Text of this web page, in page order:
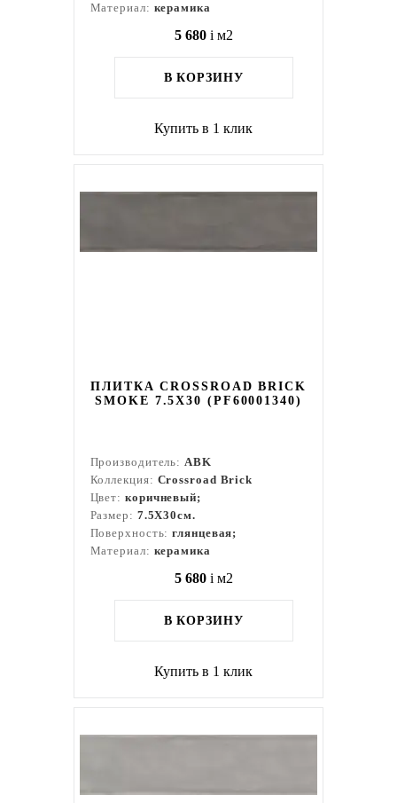
Материал: керамика
5 680 i м2
В КОРЗИНУ
Купить в 1 клик
ПЛИТКА CROSSROAD BRICK
SMOKE 7.5X30 (PF60001340)
Производитель:ABK
Коллекция: Crossroad Brick
Цвет: коричневый;
Размер: 7.5X30см.
Поверхность:глянцевая;
Материал: керамика
5 680 i м2
В КОРЗИНУ
Купить в 1 клик